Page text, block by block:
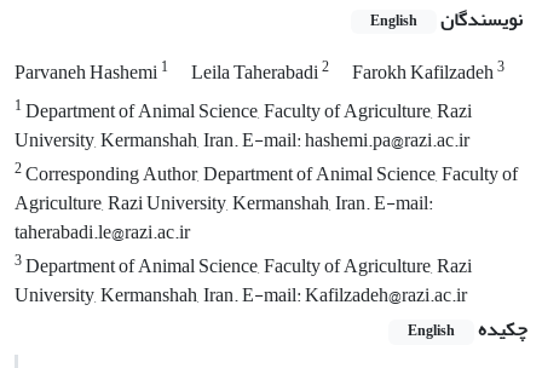
نویسندگان English
Parvaneh Hashemi1 Leila Taherabadi2 Farokh Kafilzadeh3
1Department of Animal Science, Faculty of Agriculture, Razi
University, Kermanshah, Iran. E-mail: hashemi.pa@razi.ac.ir
2Corresponding Author, Department of Animal Science, Faculty of
Agriculture, Razi University, Kermanshah, Iran. E-mail:
taherabadi.le@razi.ac.ir
3Department of Animal Science, Faculty of Agriculture, Razi
University, Kermanshah, Iran. E-mail: Kafilzadeh@razi.ac.ir
چکیده
English